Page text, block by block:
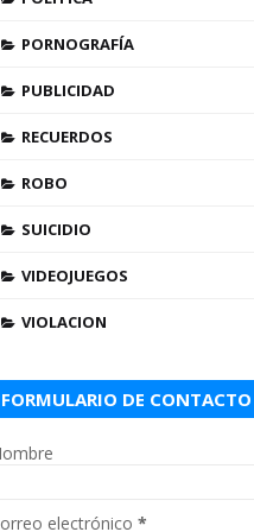
PORNOGRAFÍA
PUBLICIDAD
RECUERDOS
ROBO
SUICIDIO
VIDEOJUEGOS
VIOLACION
FORMULARIO DE CONTACTO
electrónico *